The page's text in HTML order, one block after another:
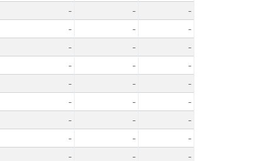
- -
-
- -
-
- -
-
- -
-
- -
-
- -
-
- -
-
- -
-
- -
-